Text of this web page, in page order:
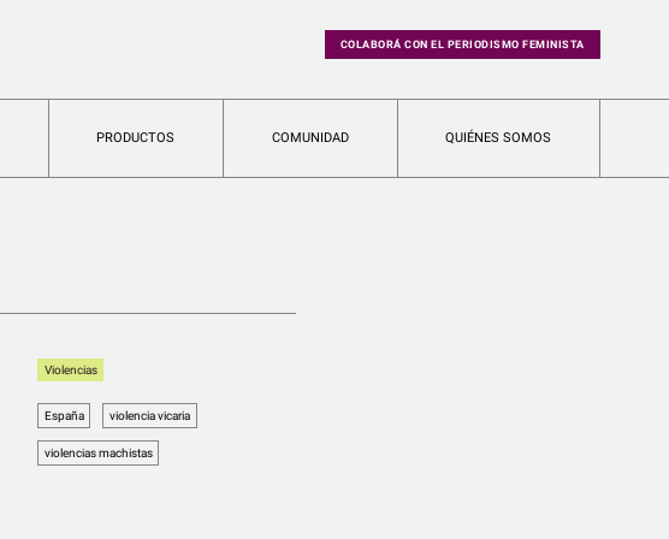
COLABORÁ CON EL PERIODISMO FEMINISTA
PRODUCTOS COMUNIDAD QUIÉNES SOMOS
Violencias
España violencia vicaria
violencias machistas